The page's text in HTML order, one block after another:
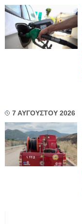
7 ΑΥΓΟΥΣΤΟΥ 2026